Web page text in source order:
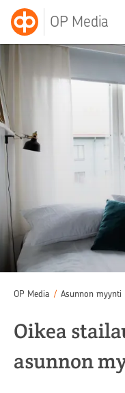
OP Media
OP Media / Asunnon myynti
Oikea
asunnon